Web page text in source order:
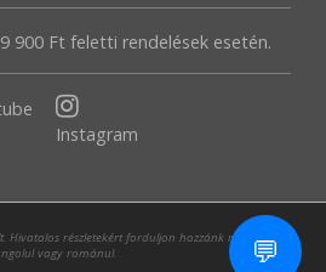
900 Ft feletti rendelések esetén.
Instagram
Hivatalos részletekért forduljon hozzánk magyarul,
vagy románul.
💬